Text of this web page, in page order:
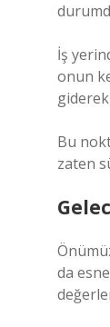
İş
onun
giderek
Bu
zaten
da